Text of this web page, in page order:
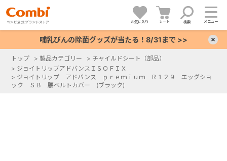
お気に入り カート 検索 メニュー
哺乳びんの除菌グッズが当たる！8/31まで >>
トップ > 製品カテゴリー > チャイルドシート（部品）
> ジョイトリップアドバンスＩＳＯＦＩＸ
> ジョイトリップ アドバンス ｐｒｅｍｉｕｍ Ｒ１２９ エッグショ
ック ＳＢ 腰ベルトカバー (ブラック)